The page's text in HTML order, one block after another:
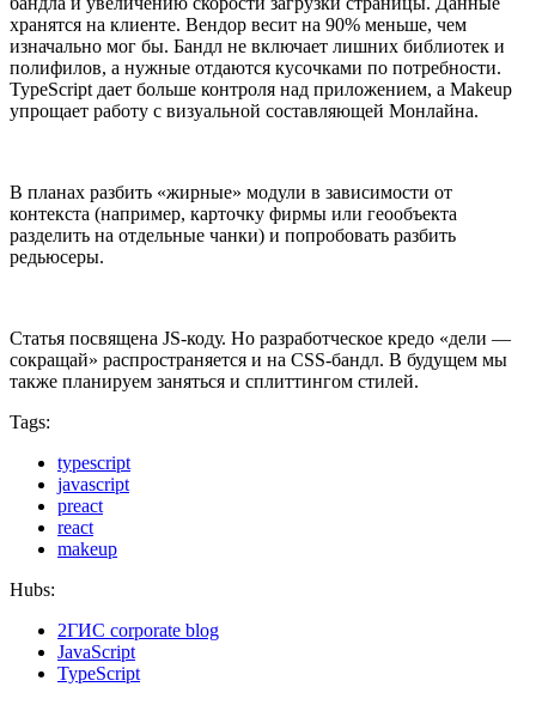
хранятся на клиенте. Вендор весит на 90% меньше, чем
изначально мог бы. Бандл не включает лишних библиотек и
полифилов, а нужные отдаются кусочками по потребности.
TypeScript дает больше контроля над приложением, а Makeup
упрощает работу с визуальной составляющей Монлайна.
В планах разбить «жирные» модули в зависимости от
контекста (например, карточку фирмы или геообъекта
разделить на отдельные чанки) и попробовать разбить
редьюсеры.
Статья посвящена JS-коду. Но разработческое кредо «дели —
сокращай» распространяется и на CSS-бандл. В будущем мы
также планируем заняться и сплиттингом стилей.
Tags:
typescript
javascript
preact
react
makeup
Hubs:
2ГИС corporate blog
JavaScript
TypeScript